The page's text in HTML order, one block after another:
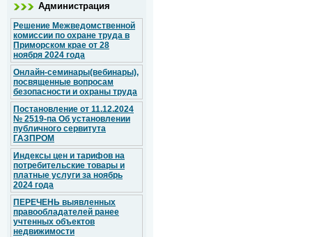
Администрация
Решение Межведомственной
комиссии по охране труда в
Приморском крае от 28
ноября 2024 года
Онлайн-семинары(вебинары),
посвященные вопросам
безопасности и охраны труда
Постановление от 11.12.2024
№ 2519-па Об установлении
публичного сервитута
ГАЗПРОМ
Индексы цен и тарифов на
потребительские товары и
платные услуги за ноябрь
2024 года
ПЕРЕЧЕНЬ выявленных
правообладателей ранее
учтенных объектов
недвижимости